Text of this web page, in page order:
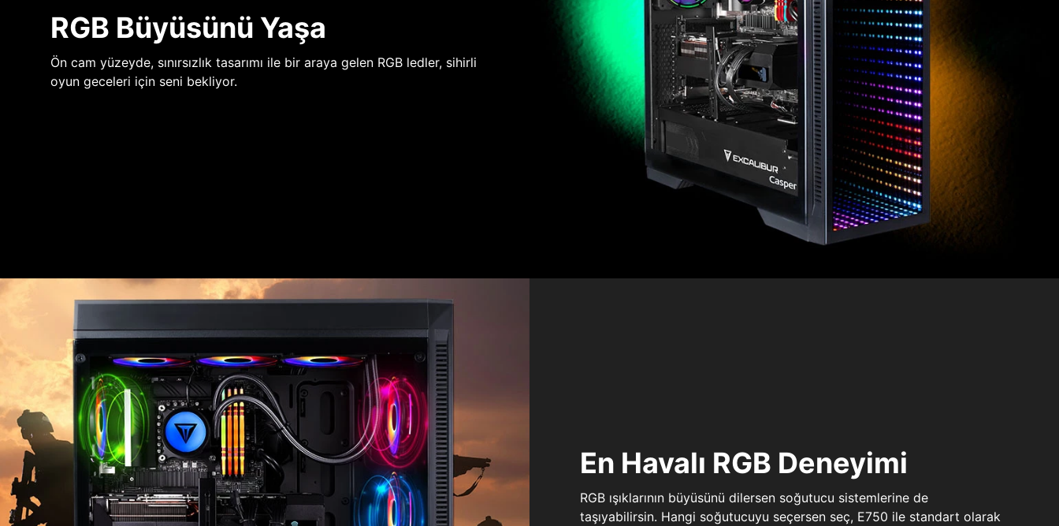
RGB Büyüsünü Yaşa
Ön cam yüzeyde, sınırsızlık tasarımı ile bir araya gelen RGB ledler, sihirli
oyun geceleri için seni bekliyor.
En Havalı RGB Deneyimi
RGB ışıklarının büyüsünü dilersen soğutucu sistemlerine de
taşıyabilirsin. Hangi soğutucuyu seçersen seç, E750 ile standart olarak